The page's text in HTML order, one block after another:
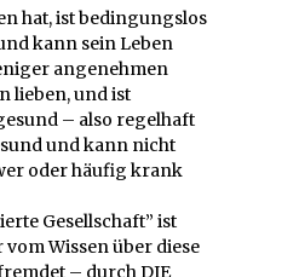
hat, ist bedingungslos
kann sein Leben
angenehmen
lieben, und ist
– also regelhaft
und kann nicht
oder häufig krank
Gesellschaft” ist
vom Wissen über diese
– durch DIE